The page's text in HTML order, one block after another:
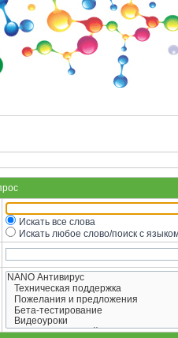
Искать все слова
Искать любое слово/поиск с